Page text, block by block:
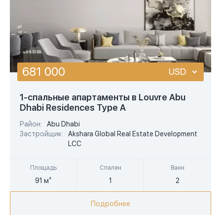
1-спальные апартаменты в Louvre Abu
Dhabi Residences Type A
Район:
Abu Dhabi
Застройщик:
Akshara Global Real Estate Development
LCC
Площадь
91 м²
Спален
1
Ванн
2
681 000 USD
USD
AED
Подробнее